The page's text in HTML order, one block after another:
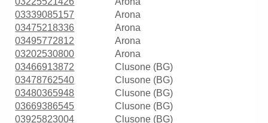
03339085157
Arona
03475218336
Arona
03495772812
Arona
03202530800
Arona
03466913872
Clusone (BG)
03478762540
Clusone (BG)
03480365948
Clusone (BG)
03669386545
Clusone (BG)
03925823004
Clusone (BG)